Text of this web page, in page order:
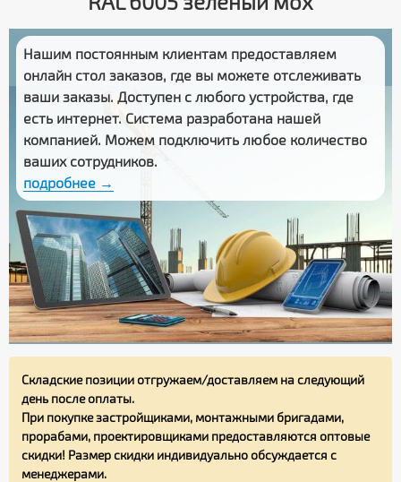
Нашим постоянным клиентам предоставляем
онлайн стол заказов, где вы можете отслеживать
ваши заказы. Доступен с любого устройства, где
есть интернет. Система разработана нашей
компанией. Можем подключить любое количество
ваших сотрудников.
подробнее →
Складские позиции отгружаем/доставляем на следующий
день после оплаты.
При покупке застройщиками, монтажными бригадами,
прорабами, проектировщиками предоставляются оптовые
скидки! Размер скидки индивидуально обсуждается с
менеджерами.